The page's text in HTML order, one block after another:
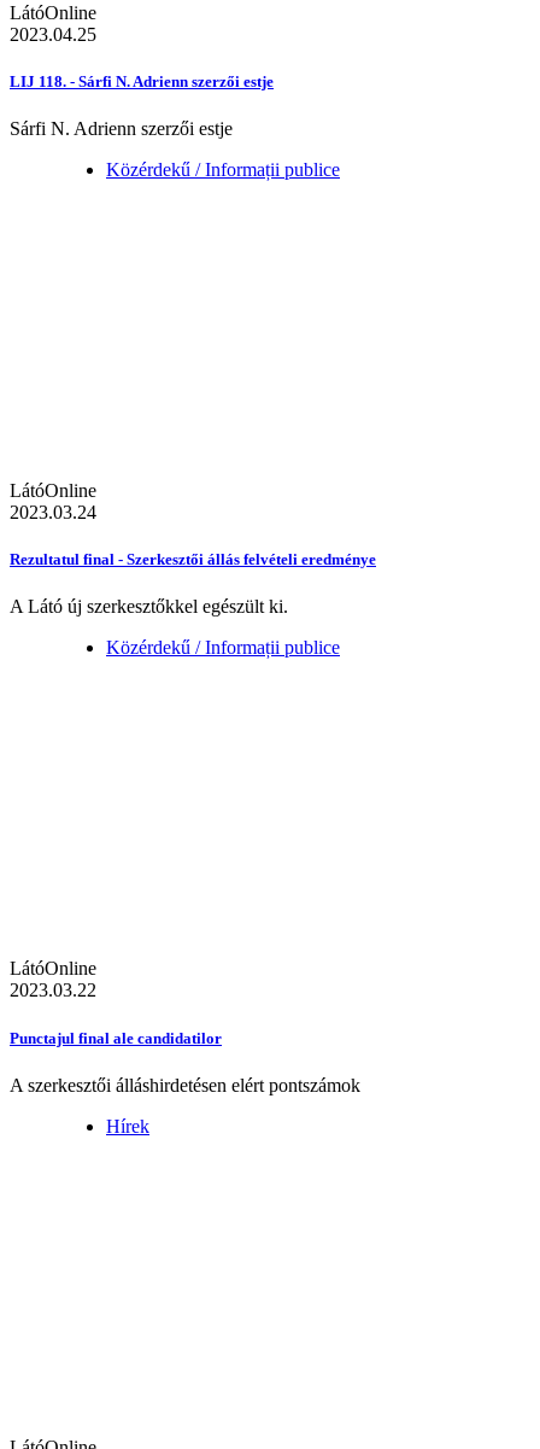
LátóOnline
2023.04.25
LIJ 118. - Sárfi N. Adrienn szerzői estje
Sárfi N. Adrienn szerzői estje
Közérdekű / Informații publice
LátóOnline
2023.03.24
Rezultatul final - Szerkesztői állás felvételi eredménye
A Látó új szerkesztőkkel egészült ki.
Közérdekű / Informații publice
LátóOnline
2023.03.22
Punctajul final ale candidatilor
A szerkesztői álláshirdetésen elért pontszámok
Hírek